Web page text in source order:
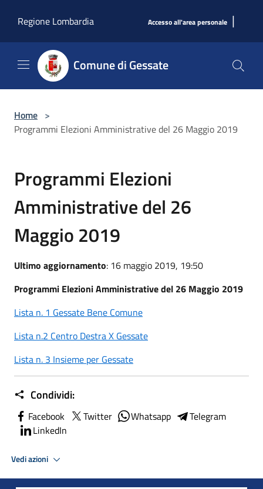
Regione Lombardia
Accesso all'area personale |
Comune di Gessate
Home >
Programmi Elezioni Amministrative del 26 Maggio 2019
Programmi Elezioni
Amministrative del 26
Maggio 2019
Ultimo aggiornamento: 16 maggio 2019, 19:50
Programmi Elezioni Amministrative del 26 Maggio 2019
Lista n. 1 Gessate Bene Comune
Lista n.2 Centro Destra X Gessate
Lista n. 3 Insieme per Gessate
Condividi:
Facebook Twitter Whatsapp
Telegram
LinkedIn
Vedi azioni